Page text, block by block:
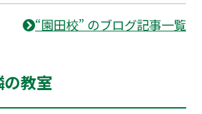
“園田校” のブログ記事一覧
教室